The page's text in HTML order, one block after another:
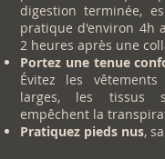
digestion terminée,
pratique d'environ 4h
2 heures après une
Portez une tenue
Évitez les
larges, les tissus
empêchent la
Pratiquez pieds nus,